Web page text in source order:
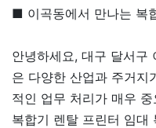
■ 이곡동에서 만나는 복
안녕하세요, 대구 달서구
은 다양한 산업과 주거지
적인 업무 처리가 매우
복합기 렌탈 프린터 임대